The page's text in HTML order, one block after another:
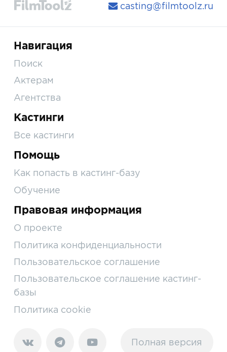
casting@filmtoolz.ru
Навигация
Поиск
Актерам
Агентства
Кастинги
Все кастинги
Помощь
Как попасть в кастинг-базу
Обучение
Правовая информация
О проекте
Политика конфиденциальности
Пользовательское соглашение
Пользовательское соглашение кастинг-
базы
Политика cookie
Полная версия